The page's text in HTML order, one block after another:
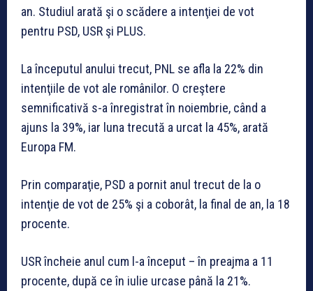
an. Studiul arată şi o scădere a intenţiei de vot
pentru PSD, USR şi PLUS.
La începutul anului trecut, PNL se afla la 22% din
intenţiile de vot ale românilor. O creştere
semnificativă s-a înregistrat în noiembrie, când a
ajuns la 39%, iar luna trecută a urcat la 45%, arată
Europa FM.
Prin comparaţie, PSD a pornit anul trecut de la o
intenţie de vot de 25% şi a coborât, la final de an, la 18
procente.
USR încheie anul cum l-a început – în preajma a 11
procente, după ce în iulie urcase până la 21%.